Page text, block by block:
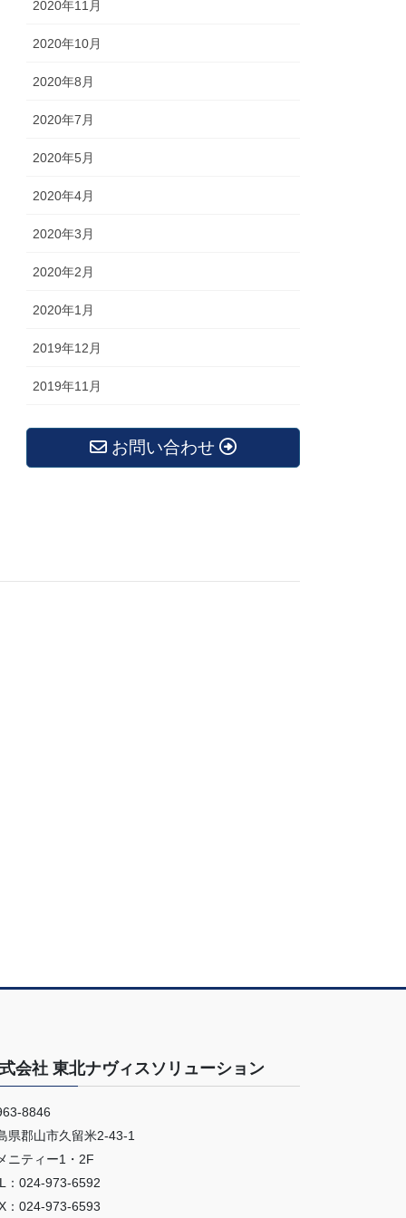
2020年11月
2020年10月
2020年8月
2020年7月
2020年5月
2020年4月
2020年3月
2020年2月
2020年1月
2019年12月
2019年11月
お問い合わせ
会社 東北ナヴィスソリューション
8846
県郡山市久留米2-43-1
ニティー1・2F
：024-973-6592
：024-973-6593